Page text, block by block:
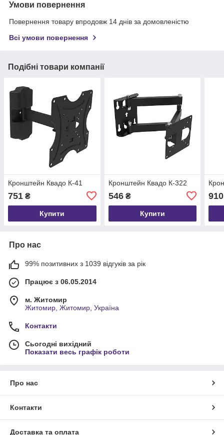
Умови повернення
Повернення товару впродовж 14 днів за домовленістю
Всі умови повернення
Подібні товари компанії
Кронштейн Квадо К-41
751 ₴
Купити
Кронштейн Квадо К-322
546₴
Купити
910
Про нас
99% позитивних з 1039 відгуків за рік
Працює з 06.05.2014
м. Житомир
Житомир, Житомир, Україна
Контакти
Сьогодні вихідний
Показати весь графік роботи
Про нас
Контакти
Доставка та оплата